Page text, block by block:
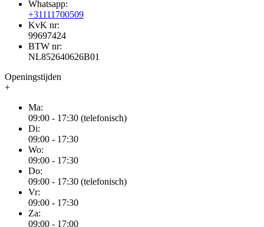
Whatsapp:
+31111700509
KvK nr:
99697424
BTW nr:
NL852640626B01
Openingstijden
+
Ma:
09:00 - 17:30 (telefonisch)
Di:
09:00 - 17:30
Wo:
09:00 - 17:30
Do:
09:00 - 17:30 (telefonisch)
Vr:
09:00 - 17:30
Za:
09:00 - 17:00